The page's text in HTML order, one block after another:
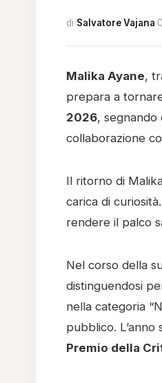
di Salvatore Vajana·
Malika Ayane,
prepara a
2026, segnando
collaborazione
Il ritorno di
carica di
rendere il palco
Nel corso della
distinguendosi
nella categoria
pubblico. L’anno
Premio della